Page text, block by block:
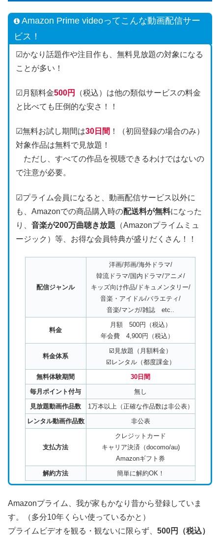
Amazon Prime videoってこんな動画配信サー
ビス！
☑かなり話題作や注目作も、無料見放題の対象になる
ことが多い！
☑月額料金500円
（税込）は他の類似サービスの料金
と比べても圧倒的な安さ！！
☑無料お試し期間は30日 間 ！（初回登録の場合のみ）
対象作品は無料で見放題！
ただし、すべての作品を視聴できるわけではないの
で注意が必要。
☑プライム会員になると、動画配信サービス以外に
も、Amazonでの商品購入時の配送料が無料になった
り、 音楽が200万曲聴き放題 （Amazonプライムミュ
ージック）等、お得な会員特典が盛りだくさん！！
配信ジャンル
洋画/邦画/海外ドラマ/
韓流ドラマ/国内ドラマ/アニメ/
キッズ向け作品/ドキュメンタリー/
音楽・アイドル/バラエティ/
音楽/マンガ/雑誌 etc..
料金
月額 500円（税込）
年会費 4,900円（税込）
料金体系
☑️見放題（月額料金）
☑️レンタル（都度課金）
無料体験期間
30日間
毎月ポイント付与
無し
見放題動画作品数
1万本以上（正確な作品数は非公表）
レンタル動画作品数
非公表
支払方法
クレジットカード
キャリア決済（docomo/au)
Amazonギフト券
解約方法
簡単に解約OK！
Amazonプライム、我が家もかなり昔から登録していま
す。（多分10年くらい使っているかと）
プライムビデオを観る・観ないに限らず、 500円（税込）